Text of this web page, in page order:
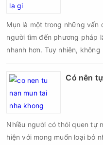
Mụn là một trong những vấn
người tìm đến phương pháp
nhanh hơn. Tuy nhiên,
sai kỹ thuật hoặc lấy nhân
có thể đối mặt với nguy cơ
chí là sẹo rỗ. Vậy nặn mụn
Có nên
Nhiều người có thói quen tự
hiện với mong muốn loại bỏ